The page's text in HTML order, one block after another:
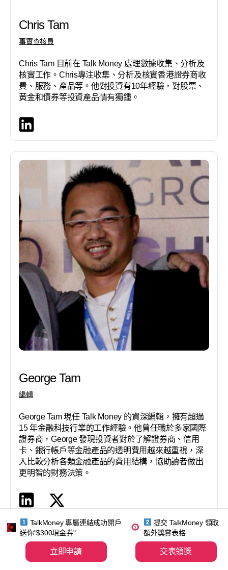
Chris Tam
事實查核員
Chris Tam 目前在 Talk Money 處理數據收集、分析及
核實工作。Chris專注收集、分析及核實香港證券商收
費、服務、產品等。他對投資有10年經驗，對股票、
黃金和債券等投資產品情有獨鍾。
George Tam
編輯
George Tam 現任 Talk Money 的資深編輯，擁有超過
15 年金融科技行業的工作經驗。他曾任職於多家國際
證券商，George 發現投資者對於了解證券商、信用
卡、銀行帳戶等金融產品的透明費用越來越重視，深
入比較分析各類金融產品的費用結構，協助讀者做出
更明智的財務決策。
TalkMoney 專屬連結成功開戶
送你"$300現金券"
立即申請
提交 TalkMoney 領取
額外獎賞表格
交表領獎